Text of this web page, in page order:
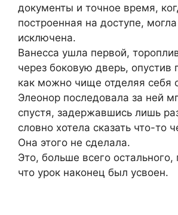
документы и точное время,
построенная на доступе,
исключена.
Ванесса ушла первой,
через боковую дверь, опустив
как можно чище отделяя себя
Элеонор последовала за ней
спустя, задержавшись лишь
словно хотела сказать что-то
Она этого не сделала.
Это, больше всего остального,
что урок наконец был усвоен.